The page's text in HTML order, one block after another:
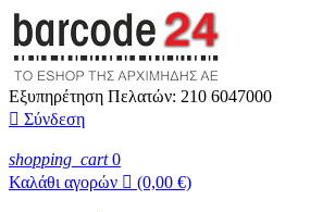
Εξυπηρέτηση Πελατών: 210 6047000
 Σύνδεση
shopping_cart 0
Καλάθι αγορών  (0,00 €)